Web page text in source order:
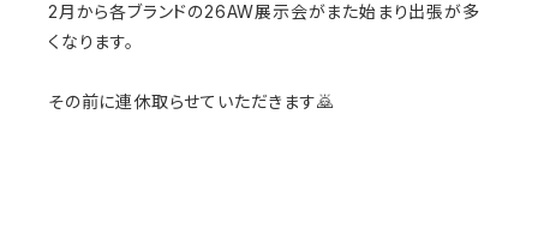
2月から各ブランドの26AW展示会がまた始まり出張が多
くなります。
その前に連休取らせていただきます🙇